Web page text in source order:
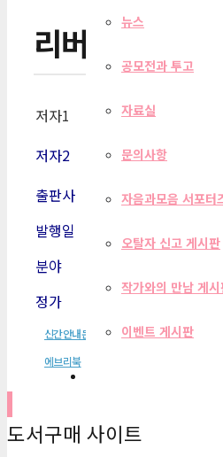
뉴스
공모전과 투고
자료실
문의사항
자음과모음 서포터
오탈자 신고 게시판
작가와의 만남 게
이벤트 게시판
리버타스와 그
저자1
요
저자2
출판사
에브
발행일
분야
정가
신간안내문
에브리북
도서구매 사이트